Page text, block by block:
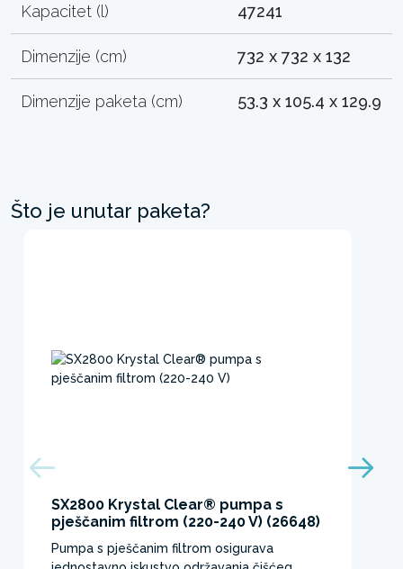
Kapacitet (l) 47241
Dimenzije (cm) 732 x 732 x 132
Dimenzije paketa (cm) 53.3 x 105.4 x 129.9
Što je unutar paketa?
SX2800 Krystal Clear® pumpa s
pješčanim filtrom (220-240 V) (26648)
Pumpa s pješčanim filtrom osigurava